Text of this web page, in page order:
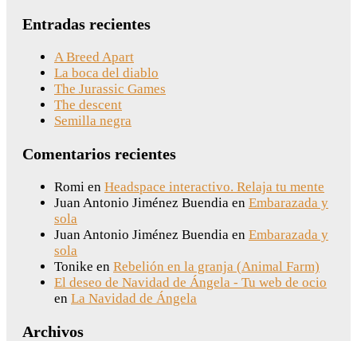
Entradas recientes
A Breed Apart
La boca del diablo
The Jurassic Games
The descent
Semilla negra
Comentarios recientes
Romi en Headspace interactivo. Relaja tu mente
Juan Antonio Jiménez Buendia en Embarazada y
sola
Juan Antonio Jiménez Buendia en Embarazada y
sola
Tonike en Rebelión en la granja (Animal Farm)
El deseo de Navidad de Ángela - Tu web de ocio
en La Navidad de Ángela
Archivos